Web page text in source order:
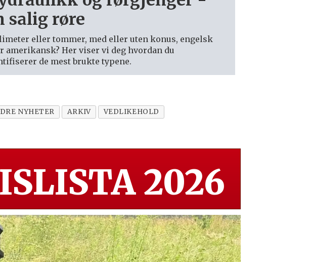
salig røre
eller tommer, med eller uten konus, engelsk
amerikansk? Her viser vi deg hvordan du
de mest brukte typene.
NYHETER ARKIV VEDLIKEHOLD
2026